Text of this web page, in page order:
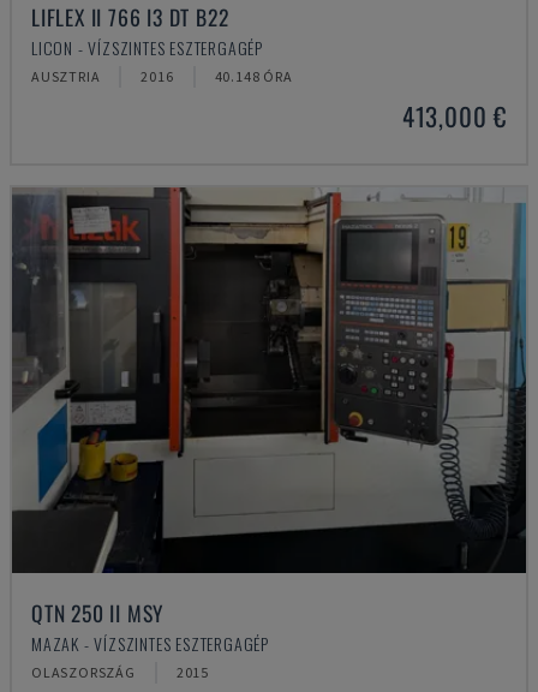
LIFLEX II 766 I3 DT B22
LICON - VÍZSZINTES ESZTERGAGÉP
AUSZTRIA 2016 40.148 ÓRA
413,000 €
QTN 250 II MSY
MAZAK - VÍZSZINTES ESZTERGAGÉP
OLASZORSZÁG 2015